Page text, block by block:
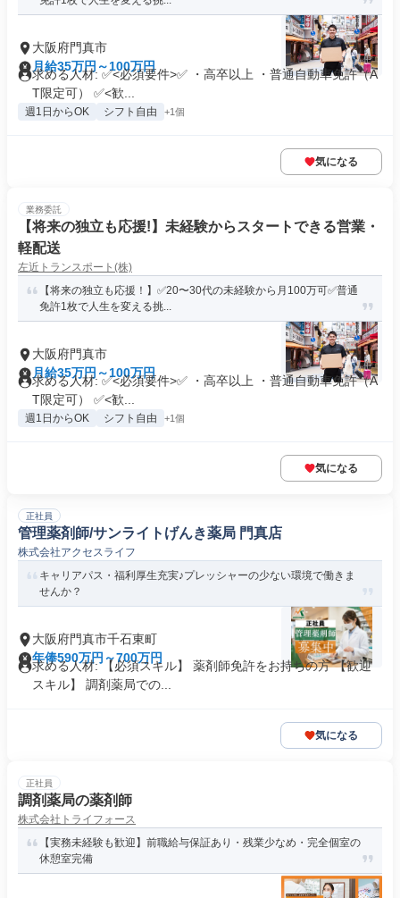
大阪府門真市
月給35万円～100万円
求める人材: ✅<必須要件>✅ ・高卒以上 ・普通自動車免許（A
T限定可） ✅<歓...
週1日からOK シフト自由 +1個
気になる
業務委託
【将来の独立も応援!】未経験からスタートできる営業・
軽配送
左近トランスポート(株)
【将来の独立も応援！】✅20〜30代の未経験から月100万可✅普通
免許1枚で人生を変える挑...
大阪府門真市
月給35万円～100万円
求める人材: ✅<必須要件>✅ ・高卒以上 ・普通自動車免許（A
T限定可） ✅<歓...
週1日からOK シフト自由 +1個
気になる
正社員
管理薬剤師/サンライトげんき薬局 門真店
株式会社アクセスライフ
キャリアパス・福利厚生充実♪プレッシャーの少ない環境で働きま
せんか？
大阪府門真市千石東町
年俸590万円～700万円
求める人材: 【必須スキル】 薬剤師免許をお持ちの方 【歓迎
スキル】 調剤薬局での...
気になる
正社員
調剤薬局の薬剤師
株式会社トライフォース
【実務未経験も歓迎】前職給与保証あり・残業少なめ・完全個室の
休憩室完備